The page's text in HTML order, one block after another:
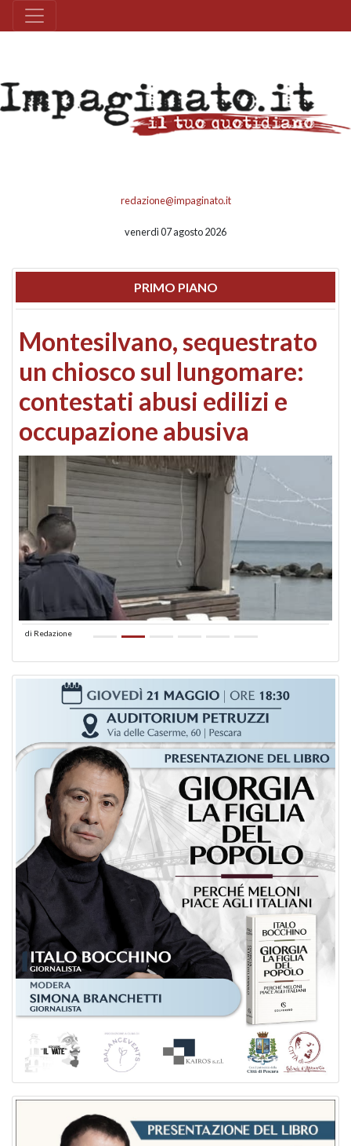
redazione@impaginato.it
venerdì 07 agosto 2026
PRIMO PIANO
Montesilvano, sequestrato
un chiosco sul lungomare:
contestati abusi edilizi e
occupazione abusiva
di Redazione